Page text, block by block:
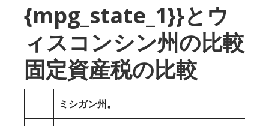
{mpg_state_1}}とウ
ィスコンシン州の比較
固定資産税の比較
ミシガン州。